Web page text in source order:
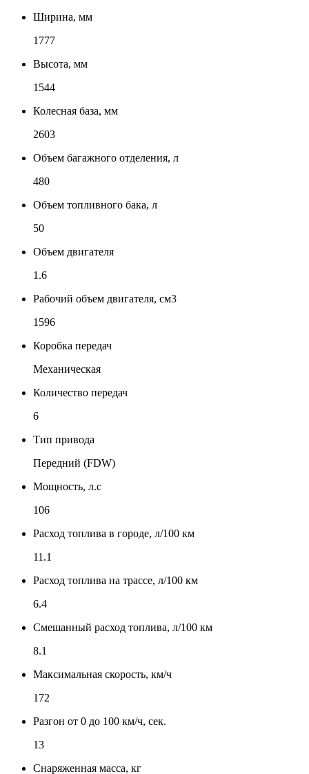
Ширина, мм
1777
Высота, мм
1544
Колесная база, мм
2603
Объем багажного отделения, л
480
Объем топливного бака, л
50
Объем двигателя
1.6
Рабочий объем двигателя, см3
1596
Коробка передач
Механическая
Количество передач
6
Тип привода
Передний (FDW)
Мощность, л.с
106
Расход топлива в городе, л/100 км
11.1
Расход топлива на трассе, л/100 км
6.4
Смешанный расход топлива, л/100 км
8.1
Максимальная скорость, км/ч
172
Разгон от 0 до 100 км/ч, сек.
13
Снаряженная масса, кг